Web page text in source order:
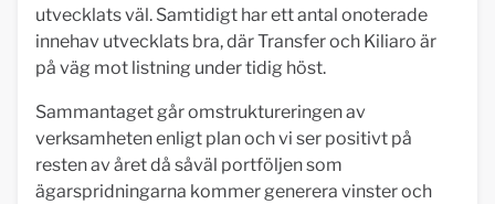
utvecklats väl. Samtidigt har ett antal onoterade
innehav utvecklats bra, där Transfer och Kiliaro är
på väg mot listning under tidig höst.
Sammantaget går omstruktureringen av
verksamheten enligt plan och vi ser positivt på
resten av året då såväl portföljen som
ägarspridningarna kommer generera vinster och